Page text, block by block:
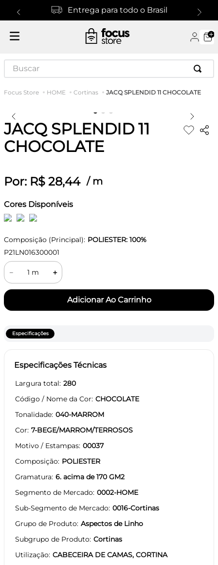
Entrega para todo o Brasil
Buscar
HOME Cortinas JACQ SPLENDID 11 CHOCOLATE
JACQ SPLENDID 11
CHOCOLATE
Por: R$ 28,44 / m
Cores Disponíveis
Composição (Principal): POLIESTER: 100%
P21LN016300001
＋
－
Especificações
Especificações Técnicas
Largura total 280
Código / Nome da Cor CHOCOLATE
Tonalidade 040-MARROM
Cor 7-BEGE/MARROM/TERROSOS
Motivo / Estampas 00037
Composição POLIESTER
Gramatura 6. acima de 170 GM2
Segmento de Mercado 0002-HOME
Sub-Segmento de Mercado 0016-Cortinas
Grupo de Produto Aspectos de Linho
Subgrupo de Produto Cortinas
Utilização CABECEIRA DE CAMAS, CORTINA